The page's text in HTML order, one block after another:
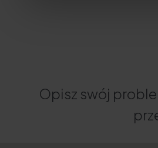
Opisz swój